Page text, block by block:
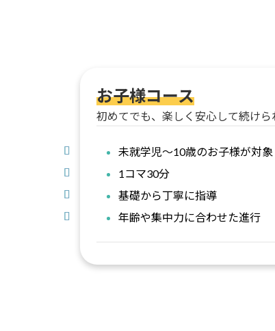
お子様コース
初めてでも、楽しく安心して続け
未就学児〜10歳のお子様が対象
1コマ30分
基礎から丁寧に指導
年齢や集中力に合わせた進行